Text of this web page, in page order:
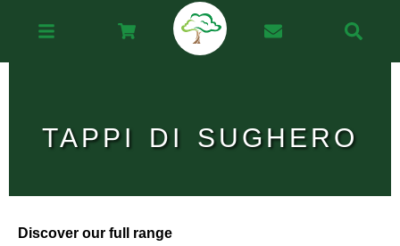
TAPPI DI SUGHERO
Discover our full range